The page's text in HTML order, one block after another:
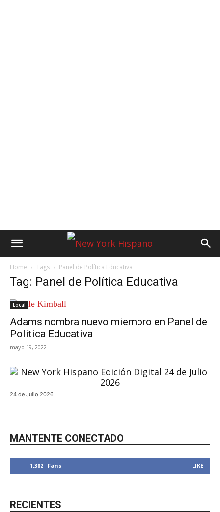
Home Tags Panel de Política Educativa
Tag: Panel de Política Educativa
Local
Adams nombra nuevo miembro en Panel de
Política Educativa
mayo 19, 2022
24 de Julio 2026
MANTENTE CONECTADO
1,382 Fans LIKE
RECIENTES